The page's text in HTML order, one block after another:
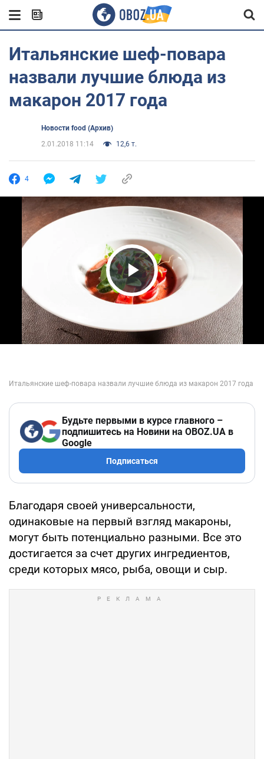
Итальянские шеф-повара
назвали лучшие блюда из
макарон 2017 года
Новости food (Архив)
2.01.2018 11:14
12,6 т.
4
Play Video
Будьте первыми в курсе главного –
подпишитесь на Новини на OBOZ.UA в
Google
Подписаться
Благодаря своей универсальности,
одинаковые на первый взгляд макароны,
могут быть потенциально разными. Все это
достигается за счет других ингредиентов,
среди которых мясо, рыба, овощи и сыр.